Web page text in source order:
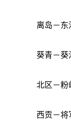
离岛－东
葵青－葵
北区－粉
西贡－将